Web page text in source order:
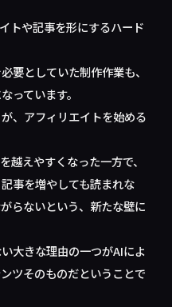
トや記事を形にするハード
要としていた制作作業も、
っています。
、アフィリエイトを始める
越えやすくなった一方で、
事を増やしても読まれな
らないという、新たな壁に
大きな理由の一つがAIによ
ツそのものだということで